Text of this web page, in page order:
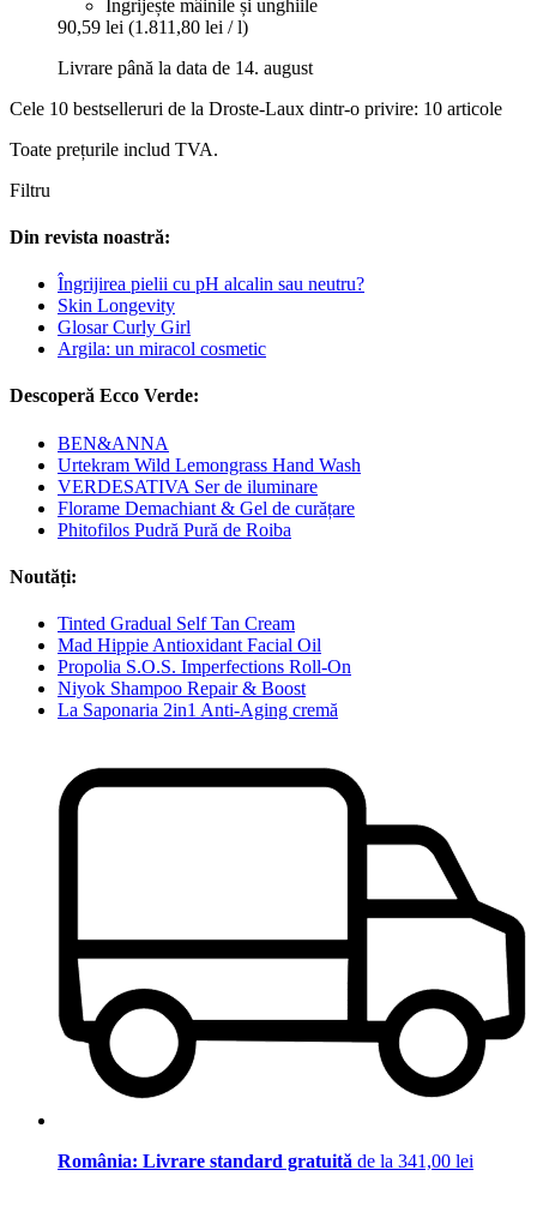
Îngrijește mâinile și unghiile
90,59 lei (1.811,80 lei / l)
Livrare până la data de 14. august
Cele 10 bestselleruri de la Droste-Laux dintr-o privire: 10 articole
Toate prețurile includ TVA.
Filtru
Din revista noastră:
Îngrijirea pielii cu pH alcalin sau neutru?
Skin Longevity
Glosar Curly Girl
Argila: un miracol cosmetic
Descoperă Ecco Verde:
BEN&ANNA
Urtekram Wild Lemongrass Hand Wash
VERDESATIVA Ser de iluminare
Florame Demachiant & Gel de curățare
Phitofilos Pudră Pură de Roiba
Noutăți:
Tinted Gradual Self Tan Cream
Mad Hippie Antioxidant Facial Oil
Propolia S.O.S. Imperfections Roll-On
Niyok Shampoo Repair & Boost
La Saponaria 2in1 Anti-Aging cremă
România: Livrare standard gratuită de la 341,00 lei